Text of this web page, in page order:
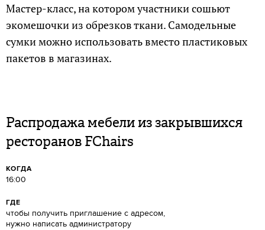
Мастер-класс, на котором участники сошьют
экомешочки из обрезков ткани. Самодельные
сумки можно использовать вместо пластиковых
пакетов в магазинах.
Распродажа мебели из закрывшихся
ресторанов FChairs
КОГДА
16:00
ГДЕ
чтобы получить приглашение с адресом,
нужно написать администратору